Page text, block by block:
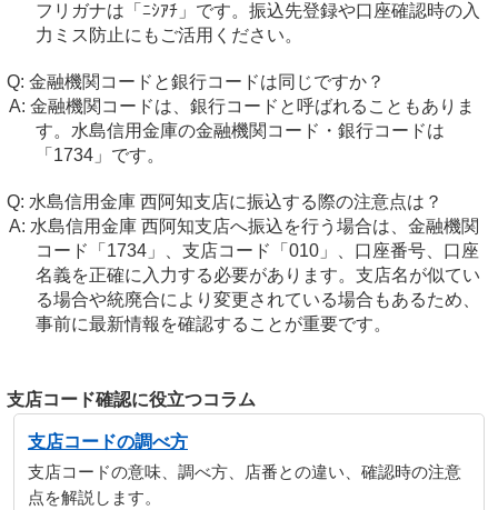
フリガナは「ﾆｼｱﾁ」です。振込先登録や口座確認時の入
力ミス防止にもご活用ください。
金融機関コードと銀行コードは同じですか？
金融機関コードは、銀行コードと呼ばれることもありま
す。水島信用金庫の金融機関コード・銀行コードは
「1734」です。
水島信用金庫 西阿知支店に振込する際の注意点は？
水島信用金庫 西阿知支店へ振込を行う場合は、金融機関
コード「1734」、支店コード「010」、口座番号、口座
名義を正確に入力する必要があります。支店名が似てい
る場合や統廃合により変更されている場合もあるため、
事前に最新情報を確認することが重要です。
支店コード確認に役立つコラム
支店コードの調べ方
支店コードの意味、調べ方、店番との違い、確認時の注意
点を解説します。